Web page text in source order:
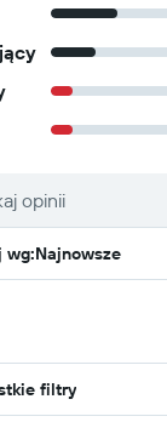
wg:Najnowsze
filtry